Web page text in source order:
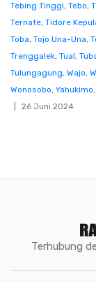
Tebing Tinggi, Tebo,
Ternate, Tidore
Toba, Tojo Una-Una,
Trenggalek, Tual,
Tulungagung, Wajo,
Wonosobo, Yahukimo,
26 Juni 2024
Terhubung